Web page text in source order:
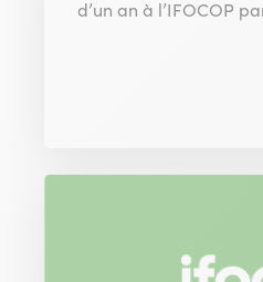
d’un an à l’IFOCOP